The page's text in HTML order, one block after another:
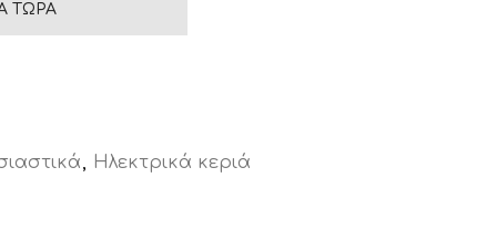
ΤΏΡΑ
, Ηλεκτρικά κεριά